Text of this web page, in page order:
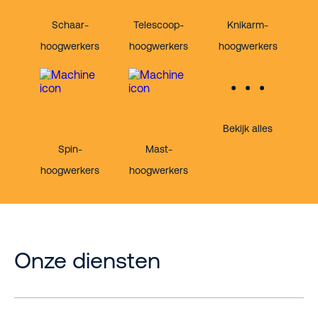
Schaar-
hoogwerkers
Telescoop-
hoogwerkers
Knikarm-
hoogwerkers
Spin-
hoogwerkers
Mast-
hoogwerkers
Bekijk alles
Onze diensten